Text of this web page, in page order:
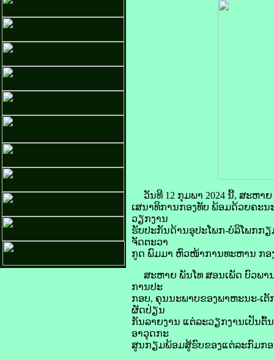
ວັນທີ 12 ກຸມພາ 2024 ນີ້, ສະຫາ
ເສນາທິການກອງທັບ ພ້ອມດ້ວຍຄະ
ວຽກງານ
ຮັບປະກັນດ້ານອຸປະໂພກ-ບໍລິໂພກກ
ຈັດຕະວາ
ກູດ ພົມມາ ຫົວໜ້າການທະຫານ ກອ
ສະຫາຍ ພັນໂທ ສອນເພັດ ບົວພາ
ການປະ
ກອບ, ຄຸນນະພາບຂອງພາຫະນະ-ເ
ຜັດປ່ຽນ
ກັນລາຍງານ ແຕ່ລະວຽກງານເປັນ
ອາວຸດກະ
ສູນກຽມພ້ອມສູ້ຮົບຂອງແຕ່ລະກົມກອ